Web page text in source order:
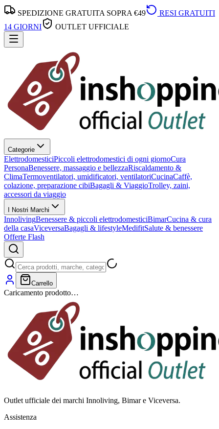
SPEDIZIONE GRATUITA SOPRA €49
RESI GRATUITI
14 GIORNI
OUTLET UFFICIALE
Categorie
ElettrodomesticiPiccoli elettrodomestici di ogni giornoCura
PersonaBenessere, massaggio e bellezzaRiscaldamento &
ClimaTermoventilatori, umidificatori, ventilatoriCucinaCaffè,
colazione, preparazione cibiBagagli & ViaggioTrolley, zaini,
accessori da viaggio
I Nostri Marchi
InnolivingBenessere & piccoli elettrodomesticiBimarCucina & cura
della casaViceversaBagagli & lifestyleMedifitSalute & benessere
Offerte Flash
Carrello
Caricamento prodotto…
Outlet ufficiale dei marchi Innoliving, Bimar e Viceversa.
Assistenza